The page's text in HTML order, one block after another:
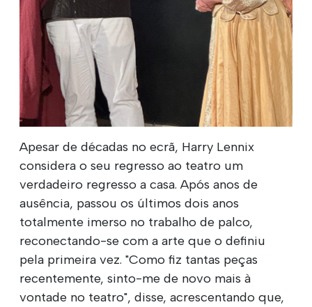
Apesar de décadas no ecrã, Harry Lennix
considera o seu regresso ao teatro um
verdadeiro regresso a casa. Após anos de
ausência, passou os últimos dois anos
totalmente imerso no trabalho de palco,
reconectando-se com a arte que o definiu
pela primeira vez. "Como fiz tantas peças
recentemente, sinto-me de novo mais à
vontade no teatro", disse, acrescentando que,